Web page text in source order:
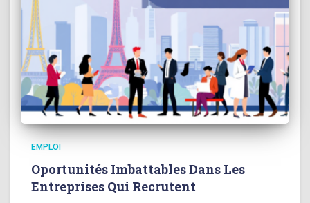
EMPLOI
Oportunités Imbattables Dans Les
Entreprises Qui Recrutent